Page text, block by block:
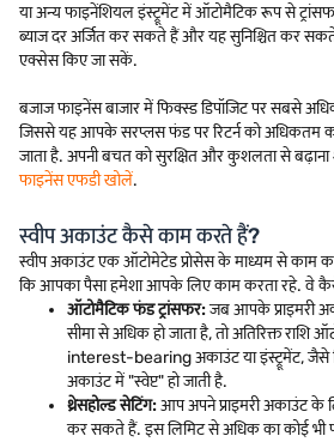
या अन्य फाइनेंशियल इंस्ट्रूमेंट में ऑटोमैटिक रूप से
ब्याज दर अर्जित कर सकते हैं और यह सुनिश्चित कर
एक्सेस किए जा सकें.
बजाज फाइनेंस बाजार में फिक्स्ड डिपॉजिट पर सबसे
जिससे यह आपके सरप्लस फंड पर रिटर्न को अधिकतम
जाता है. अपनी बचत को सुरक्षित और कुशलता से
फाइनेंस एफडी खोलें.
स्वीप अकाउंट कैसे काम करते हैं?
स्वीप अकाउंट एक ऑटोमेटेड प्रोसेस के माध्यम से काम
कि आपका पैसा हमेशा आपके लिए काम करता रहे. वे
ऑटोमैटिक फंड ट्रांसफर:जब आपके प्राइमरी
सीमा से अधिक हो जाता है, तो अतिरिक्त
interest-bearing अकाउंट या इंस्ट्रूमेंट, जैसे
अकाउंट में "स्वेप्ट" हो जाती है.
थ्रेसहोल्ड सेटिंग:आप अपने प्राइमरी अकाउंट के
कर सकते हैं. इस लिमिट से अधिक का कोई भी